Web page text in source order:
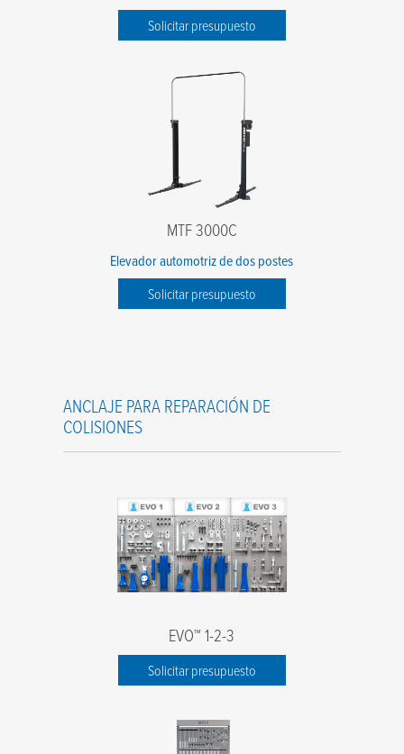
Solicitar presupuesto
MTF 3000C
Elevador automotriz de dos postes
Solicitar presupuesto
ANCLAJE PARA REPARACIÓN DE
COLISIONES
EVO™ 1-2-3
Solicitar presupuesto